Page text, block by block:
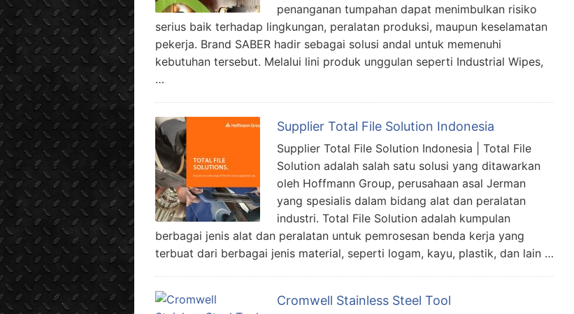
penanganan tumpahan dapat menimbulkan risiko
serius baik terhadap lingkungan, peralatan produksi, maupun keselamatan
pekerja. Brand SABER hadir sebagai solusi andal untuk memenuhi
kebutuhan tersebut. Melalui lini produk unggulan seperti Industrial Wipes,
…
Supplier Total File Solution Indonesia
Supplier Total File Solution Indonesia | Total File
Solution adalah salah satu solusi yang ditawarkan
oleh Hoffmann Group, perusahaan asal Jerman
yang spesialis dalam bidang alat dan peralatan
industri. Total File Solution adalah kumpulan
berbagai jenis alat dan peralatan untuk pemrosesan benda kerja yang
terbuat dari berbagai jenis material, seperti logam, kayu, plastik, dan lain …
Cromwell Stainless Steel Tool